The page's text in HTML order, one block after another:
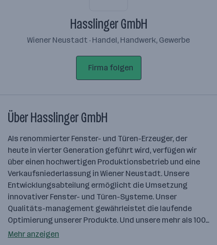
Hasslinger GmbH
Wiener Neustadt · Handel, Handwerk, Gewerbe
Firma folgen
Über Hasslinger GmbH
Als renommierter Fenster- und Türen-Erzeuger, der
heute in vierter Generation geführt wird, verfügen wir
über einen hochwertigen Produktionsbetrieb und eine
Verkaufsniederlassung in Wiener Neustadt. Unsere
Entwicklungsabteilung ermöglicht die Umsetzung
innovativer Fenster- und Türen-Systeme. Unser
Qualitäts-management gewährleistet die laufende
Optimierung unserer Produkte. Und unsere mehr als 100…
Mehr anzeigen